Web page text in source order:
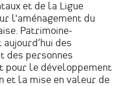
et de la Ligue
l'aménagement du
Patrimoine-
des
des personnes
pour le développement
et la mise en valeur de